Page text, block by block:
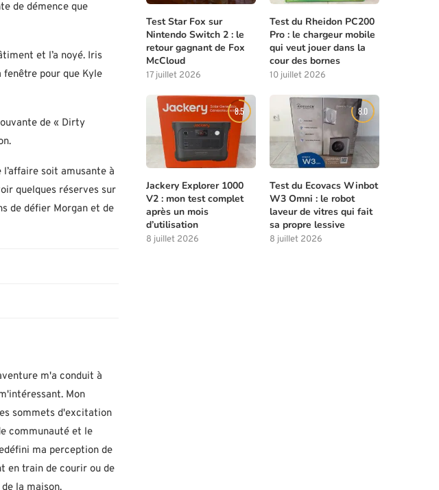
de démence que
et l’a noyé. Iris
fenêtre pour que Kyle
de « Dirty
soit amusante à
quelques réserves sur
de défier Morgan et de
m'a conduit à
Mon
sommets d'excitation
communauté et le
ma perception de
en train de courir ou de
Test Star Fox sur
Nintendo Switch 2 : le
retour gagnant de Fox
McCloud
17 juillet 2026
Test du Rheidon PC200
Pro : le chargeur mobile
qui veut jouer dans la
cour des bornes
10 juillet 2026
8.5
Jackery Explorer 1000
V2 : mon test complet
après un mois
d’utilisation
8 juillet 2026
8.0
Test du Ecovacs Winbot
W3 Omni : le robot
laveur de vitres qui fait
sa propre lessive
8 juillet 2026